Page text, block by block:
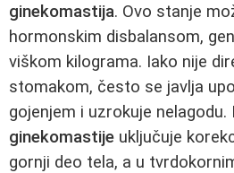
ginekomastija. Ovo stanje
hormonskim disbalansom,
viškom kilograma. Iako nije
stomakom, često se javlja
gojenjem i uzrokuje nelagodu.
ginekomastije uključuje
gornji deo tela, a u